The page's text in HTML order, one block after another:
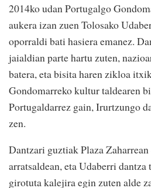
2014ko udan Portugalgo
aukera izan zuen Tolosako
oporraldi bati hasiera emanez.
jaialdian parte hartu zuten,
batera, eta bisita haren zikloa
Gondomarreko kultur taldearen
Portugaldarrez gain, Irurtzungo
zen.
Dantzari guztiak Plaza
arratsaldean, eta Udaberri
girotuta kalejira egin zuten alde